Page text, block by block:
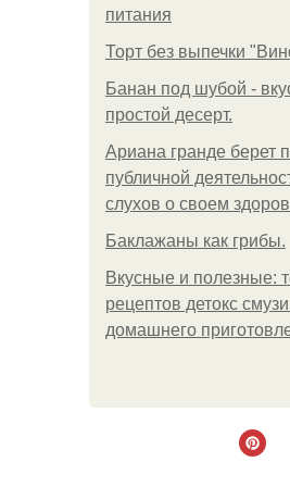
питания
Торт без выпечки
Банан под шубой -
простой десерт.
Ариана гранде берет
публичной
слухов о своем
Баклажаны как грибы.
Вкусные и полезные:
рецептов детокс
домашнего